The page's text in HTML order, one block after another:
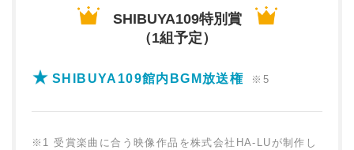
SHIBUYA109特別賞
（1組予定）
SHIBUYA109館内BGM放送権 ※5
※1 受賞楽曲に合う映像作品を株式会社HA-LUが制作し